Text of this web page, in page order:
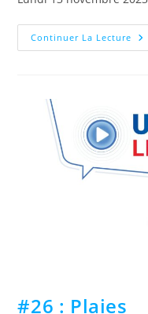
Continuer La Lecture
#26 : Plaies